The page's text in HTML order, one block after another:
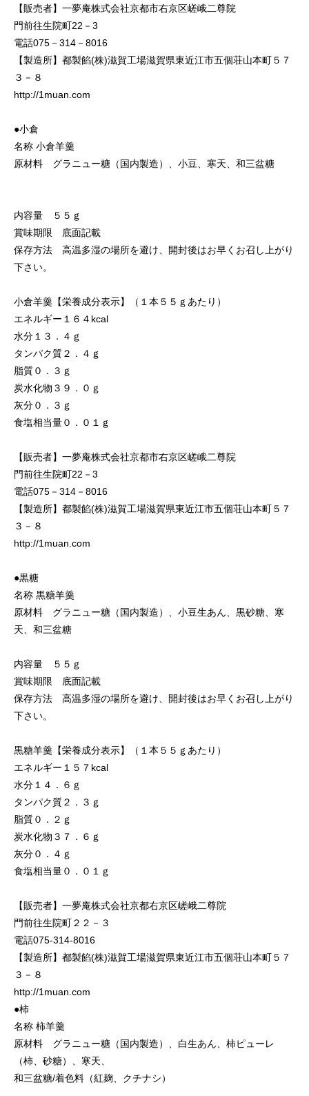
【販売者】一夢庵株式会社京都市右京区嵯峨二尊院
門前往生院町22－3
電話075－314－8016
【製造所】都製餡(株)滋賀工場滋賀県東近江市五個荘山本町５７
３－８
http://1muan.com
●小倉
名称 小倉羊羹
原材料 グラニュー糖（国内製造）、小豆、寒天、和三盆糖
内容量 ５５ｇ
賞味期限 底面記載
保存方法 高温多湿の場所を避け、開封後はお早くお召し上がり
下さい。
小倉羊羹【栄養成分表示】（１本５５ｇあたり）
エネルギー１６４kcal
水分１３．４ｇ
タンパク質２．４ｇ
脂質０．３ｇ
炭水化物３９．０ｇ
灰分０．３ｇ
食塩相当量０．０１ｇ
【販売者】一夢庵株式会社京都市右京区嵯峨二尊院
門前往生院町22－3
電話075－314－8016
【製造所】都製餡(株)滋賀工場滋賀県東近江市五個荘山本町５７
３－８
http://1muan.com
●黒糖
名称 黒糖羊羹
原材料 グラニュー糖（国内製造）、小豆生あん、黒砂糖、寒
天、和三盆糖
内容量 ５５ｇ
賞味期限 底面記載
保存方法 高温多湿の場所を避け、開封後はお早くお召し上がり
下さい。
黒糖羊羹【栄養成分表示】（１本５５ｇあたり）
エネルギー１５７kcal
水分１４．６ｇ
タンパク質２．３ｇ
脂質０．２ｇ
炭水化物３７．６ｇ
灰分０．４ｇ
食塩相当量０．０１ｇ
【販売者】一夢庵株式会社京都右京区嵯峨二尊院
門前往生院町２２－３
電話075-314-8016
【製造所】都製餡(株)滋賀工場滋賀県東近江市五個荘山本町５７
３－８
http://1muan.com
●柿
名称 柿羊羹
原材料 グラニュー糖（国内製造）、白生あん、柿ピューレ
（柿、砂糖）、寒天、
和三盆糖/着色料（紅麹、クチナシ）